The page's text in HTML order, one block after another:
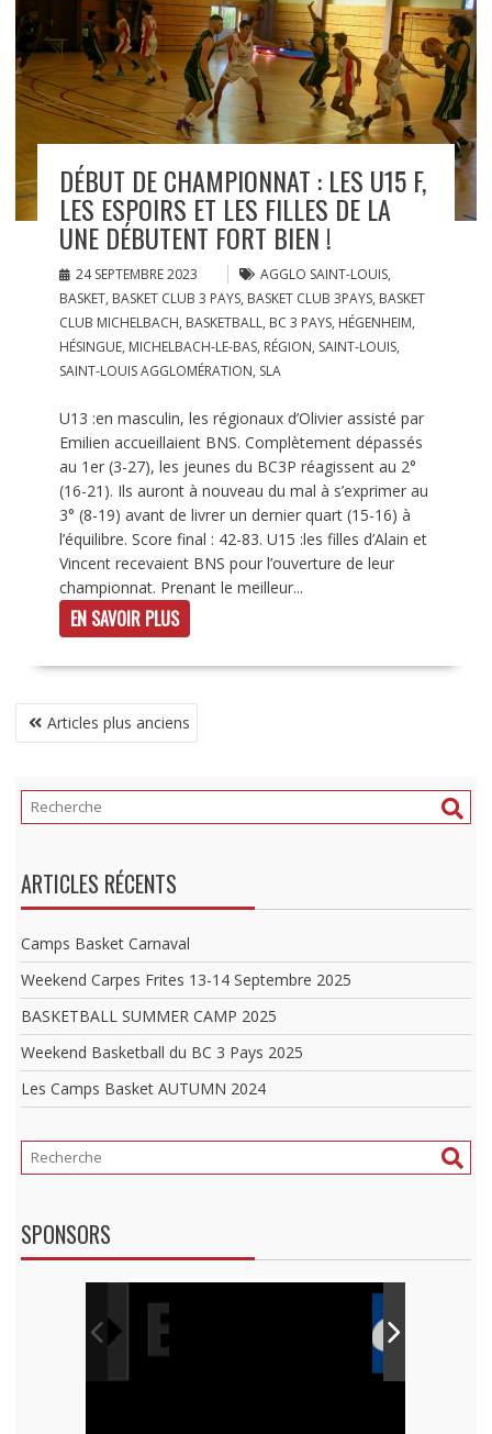
DÉBUT DE CHAMPIONNAT : LES U15 F,
LES ESPOIRS ET LES FILLES DE LA
UNE DÉBUTENT FORT BIEN !
24 SEPTEMBRE 2023 AGGLO SAINT-LOUIS,
BASKET, BASKET CLUB 3 PAYS, BASKET CLUB 3PAYS, BASKET
CLUB MICHELBACH, BASKETBALL, BC 3 PAYS, HÉGENHEIM,
HÉSINGUE, MICHELBACH-LE-BAS, RÉGION, SAINT-LOUIS,
SAINT-LOUIS AGGLOMÉRATION, SLA
U13 :en masculin, les régionaux d’Olivier assisté par
Emilien accueillaient BNS. Complètement dépassés
au 1er (3-27), les jeunes du BC3P réagissent au 2°
(16-21). Ils auront à nouveau du mal à s’exprimer au
3° (8-19) avant de livrer un dernier quart (15-16) à
l’équilibre. Score final : 42-83. U15 :les filles d’Alain et
Vincent recevaient BNS pour l’ouverture de leur
championnat. Prenant le meilleur...
EN SAVOIR PLUS
NAVIGATION
DESArticles plus anciens
ARTICLES RÉCENTS
Camps Basket Carnaval
Weekend Carpes Frites 13-14 Septembre 2025
BASKETBALL SUMMER CAMP 2025
Weekend Basketball du BC 3 Pays 2025
Les Camps Basket AUTUMN 2024
SPONSORS